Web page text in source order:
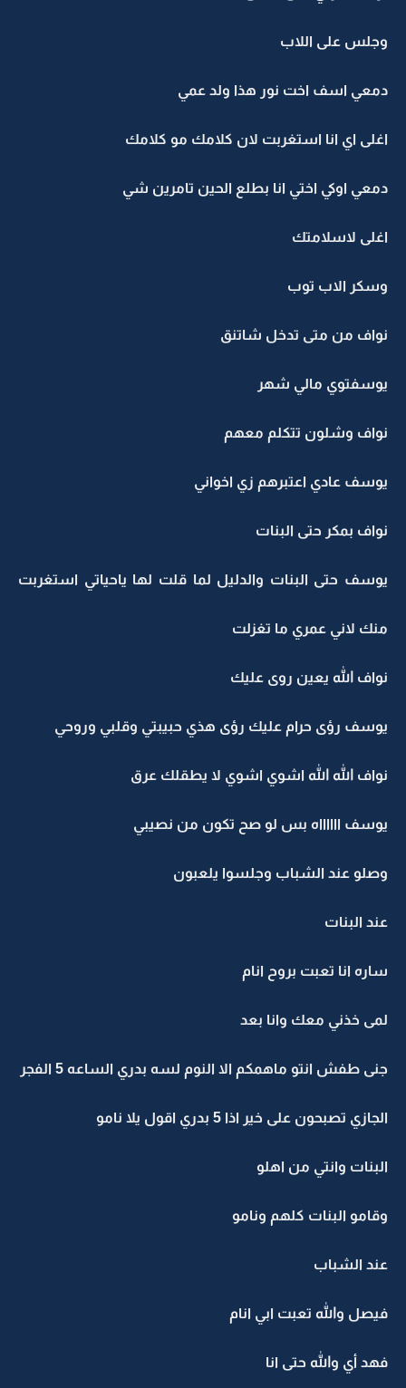
وجلس على اللاب
دمعي اسف اخت نور هذا ولد عمي
اغلى اي انا استغربت لان كلامك مو كلامك
دمعي اوكي اختي انا بطلع الحين تامرين شي
اغلى لاسلامتك
وسكر الاب توب
نواف من متى تدخل شاتنق
يوسفتوي مالي شهر
نواف وشلون تتكلم معهم
يوسف عادي اعتبرهم زي اخواني
نواف بمكر حتى البنات
يوسف حتى البنات والدليل لما قلت لها ياحياتي استغربت
منك لاني عمري ما تغزلت
نواف الله يعين روى عليك
يوسف رؤى حرام عليك رؤى هذي حبيبتي وقلبي وروحي
نواف الله الله اشوي اشوي لا يطقلك عرق
يوسف ااااااه بس لو صح تكون من نصيبي
وصلو عند الشباب وجلسوا يلعبون
عند البنات
ساره انا تعبت بروح انام
لمى خذني معك وانا بعد
جنى طفش انتو ماهمكم الا النوم لسه بدري الساعه 5 الفجر
الجازي تصبحون على خير اذا 5 بدري اقول يلا نامو
البنات وانتي من اهلو
وقامو البنات كلهم ونامو
عند الشباب
فيصل والله تعبت ابي انام
فهد أي والله حتى انا